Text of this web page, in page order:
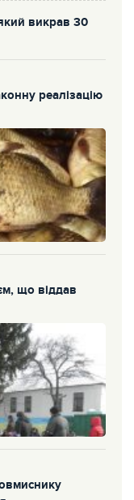
викрав 30
реалізацію
що віддав